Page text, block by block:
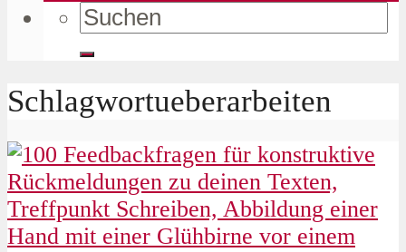
Schlagwortueberarbeiten